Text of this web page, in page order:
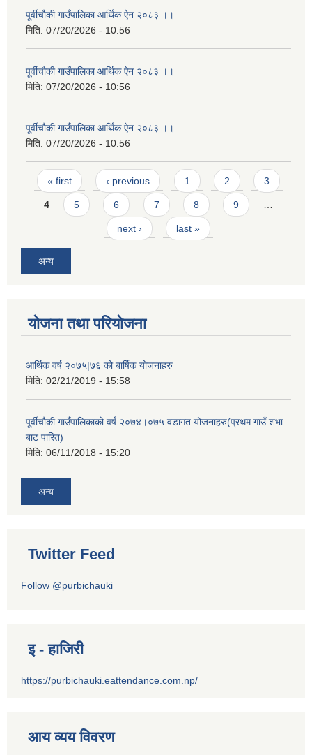
पूर्वीचौकी गाउँपालिका आर्थिक ऐन २०८३ ।।
मिति: 07/20/2026 - 10:56
पूर्वीचौकी गाउँपालिका आर्थिक ऐन २०८३ ।।
मिति: 07/20/2026 - 10:56
पूर्वीचौकी गाउँपालिका आर्थिक ऐन २०८३ ।।
मिति: 07/20/2026 - 10:56
Pages
« first ‹ previous 1 2 3
4 5 6 7 8 9 …
next › last »
अन्य
योजना तथा परियोजना
आर्थिक वर्ष २०७५|७६ को बार्षिक योजनाहरु
मिति: 02/21/2019 - 15:58
पूर्वीचौकी गाउँपालिकाको वर्ष २०७४।०७५ वडागत योजनाहरु(प्रथम गाउँ शभा
बाट पारित)
मिति: 06/11/2018 - 15:20
अन्य
Twitter Feed
Follow @purbichauki
इ - हाजिरी
https://purbichauki.eattendance.com.np/
आय व्यय विवरण